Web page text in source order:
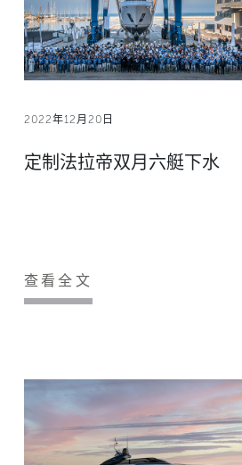
2022年12月20日
定制法拉帝双月六艇下水
查看全文